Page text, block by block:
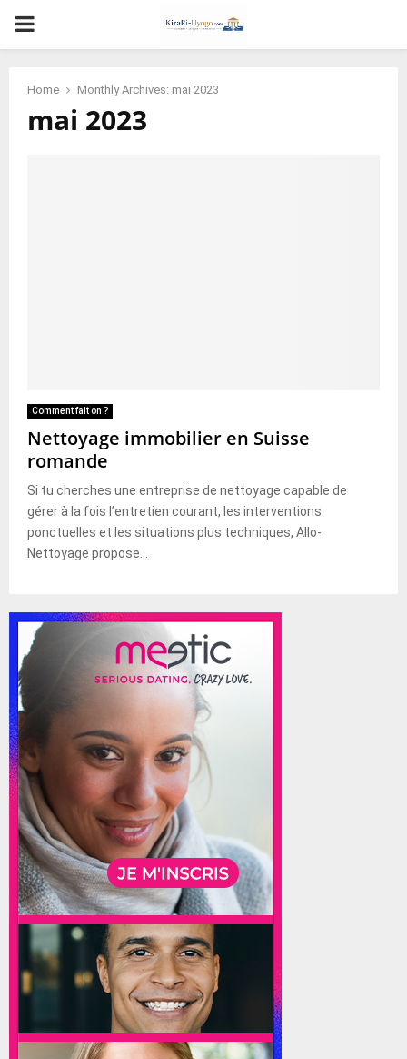
PRIMARY
Home Monthly Archives: mai 2023
mai 2023
Comment fait on ?
Nettoyage immobilier en Suisse
romande
Si tu cherches une entreprise de nettoyage capable de
gérer à la fois l’entretien courant, les interventions
ponctuelles et les situations plus techniques, Allo-
Nettoyage propose...